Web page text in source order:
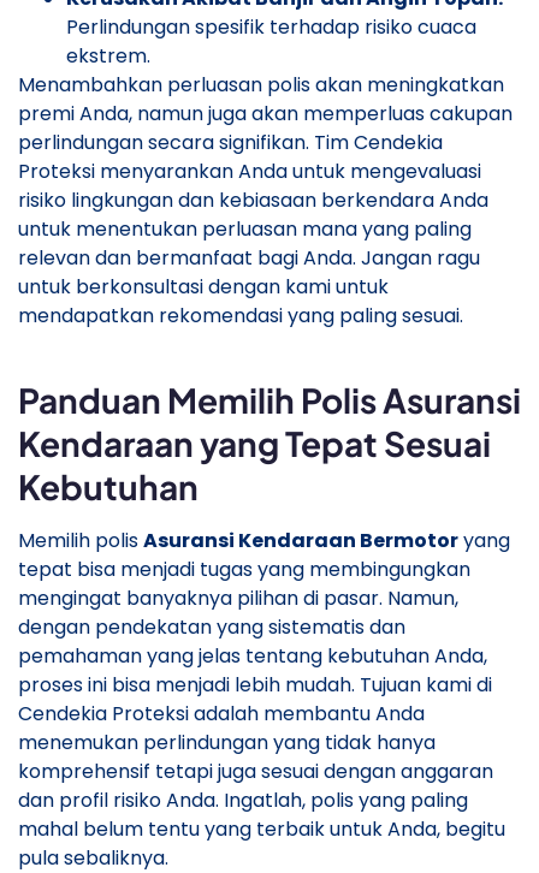
Perlindungan spesifik terhadap risiko cuaca
ekstrem.
Menambahkan perluasan polis akan meningkatkan
premi Anda, namun juga akan memperluas cakupan
perlindungan secara signifikan. Tim Cendekia
Proteksi menyarankan Anda untuk mengevaluasi
risiko lingkungan dan kebiasaan berkendara Anda
untuk menentukan perluasan mana yang paling
relevan dan bermanfaat bagi Anda. Jangan ragu
untuk berkonsultasi dengan kami untuk
mendapatkan rekomendasi yang paling sesuai.
Panduan Memilih Polis Asuransi
Kendaraan yang Tepat Sesuai
Kebutuhan
Memilih polisAsuransi Kendaraan Bermotoryang
tepat bisa menjadi tugas yang membingungkan
mengingat banyaknya pilihan di pasar. Namun,
dengan pendekatan yang sistematis dan
pemahaman yang jelas tentang kebutuhan Anda,
proses ini bisa menjadi lebih mudah. Tujuan kami di
Cendekia Proteksi adalah membantu Anda
menemukan perlindungan yang tidak hanya
komprehensif tetapi juga sesuai dengan anggaran
dan profil risiko Anda. Ingatlah, polis yang paling
mahal belum tentu yang terbaik untuk Anda, begitu
pula sebaliknya.